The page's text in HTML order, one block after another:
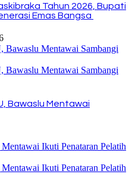
Tahun 2026, Bupati
Emas Bangsa
Bawaslu Mentawai